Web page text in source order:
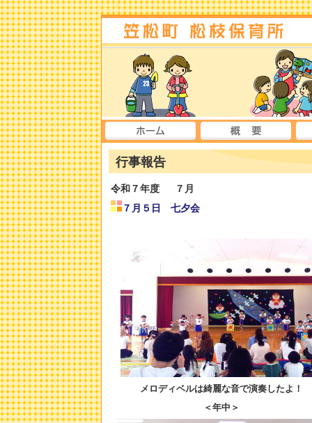
行事報告
令和７年度
７月
７月５日 七夕会
メロディベルは綺麗な音で演奏したよ！
＜年中＞